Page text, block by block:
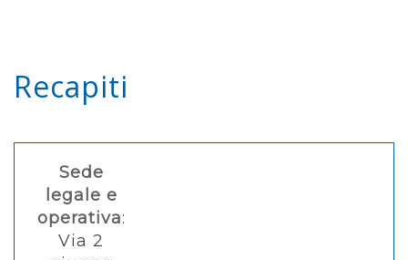
Recapiti
Sede
legale e
operativa:
Via 2